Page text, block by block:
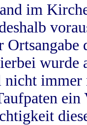
im
wurde
nicht